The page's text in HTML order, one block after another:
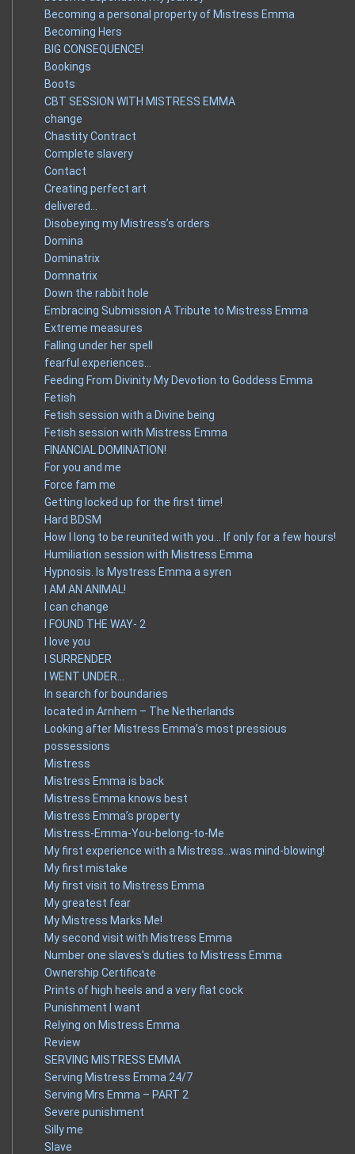
Becoming a personal property of Mistress Emma
Becoming Hers
BIG CONSEQUENCE!
Bookings
Boots
CBT SESSION WITH MISTRESS EMMA
change
Chastity Contract
Complete slavery
Contact
Creating perfect art
delivered…
Disobeying my Mistress’s orders
Domina
Dominatrix
Domnatrix
Down the rabbit hole
Embracing Submission A Tribute to Mistress Emma
Extreme measures
Falling under her spell
fearful experiences…
Feeding From Divinity My Devotion to Goddess Emma
Fetish
Fetish session with a Divine being
Fetish session with Mistress Emma
FINANCIAL DOMINATION!
For you and me
Force fam me
Getting locked up for the first time!
Hard BDSM
How I long to be reunited with you… If only for a few hours!
Humiliation session with Mistress Emma
Hypnosis. Is Mystress Emma a syren
I AM AN ANIMAL!
I can change
I FOUND THE WAY- 2
I love you
I SURRENDER
I WENT UNDER…
In search for boundaries
located in Arnhem – The Netherlands
Looking after Mistress Emma’s most pressious
possessions
Mistress
Mistress Emma is back
Mistress Emma knows best
Mistress Emma’s property
Mistress-Emma-You-belong-to-Me
My first experience with a Mistress…was mind-blowing!
My first mistake
My first visit to Mistress Emma
My greatest fear
My Mistress Marks Me!
My second visit with Mistress Emma
Number one slaves's duties to Mistress Emma
Ownership Certificate
Prints of high heels and a very flat cock
Punishment I want
Relying on Mistress Emma
Review
SERVING MISTRESS EMMA
Serving Mistress Emma 24/7
Serving Mrs Emma – PART 2
Severe punishment
Silly me
Slave